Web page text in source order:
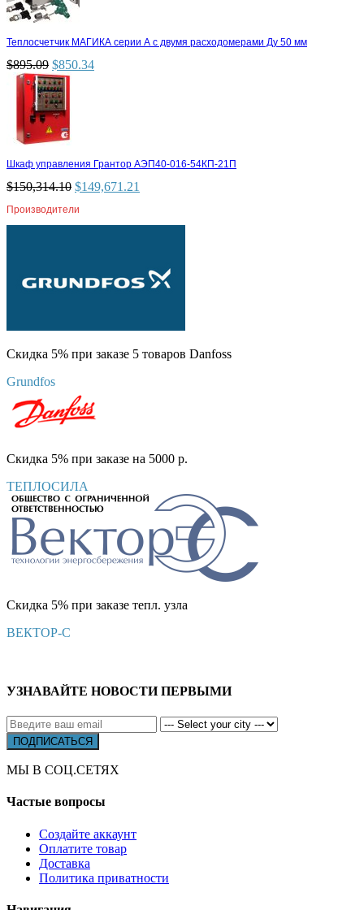
Теплосчетчик МАГИКА серии А с двумя расходомерами Ду 50 мм
$895.09 $850.34
Шкаф управления Грантор АЭП40-016-54КП-21П
$150,314.10 $149,671.21
Производители
Скидка 5% при заказе 5 товаров Danfoss
Grundfos
Скидка 5% при заказе на 5000 р.
ТЕПЛОСИЛА
Скидка 5% при заказе тепл. узла
ВЕКТОР-С
УЗНАВАЙТЕ НОВОСТИ ПЕРВЫМИ
МЫ В СОЦ.СЕТЯХ
Частые вопросы
Создайте аккаунт
Оплатите товар
Доставка
Политика приватности